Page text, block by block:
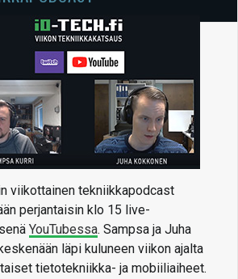
viikottainen tekniikkapodcast
perjantaisin klo 15 live-
YouTubessa. Sampsa ja Juha
läpi kuluneen viikon ajalta
tietotekniikka- ja mobiiliaiheet.